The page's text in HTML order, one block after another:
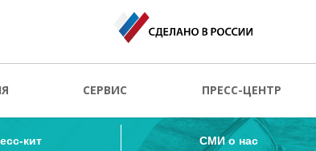
СЕРВИС ПРЕСС-ЦЕНТР
кит СМИ о нас
кит СМИ о нас